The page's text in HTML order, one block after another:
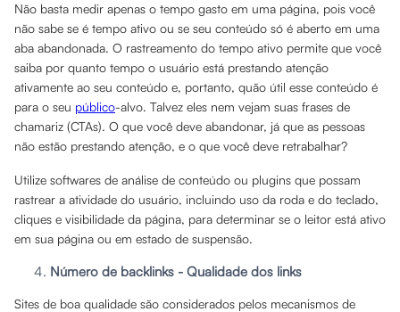
Não basta medir apenas o tempo gasto em uma página, pois você
não sabe se é tempo ativo ou se seu conteúdo só é aberto em uma
aba abandonada. O rastreamento do tempo ativo permite que você
saiba por quanto tempo o usuário está prestando atenção
ativamente ao seu conteúdo e, portanto, quão útil esse conteúdo é
para o seu público-alvo. Talvez eles nem vejam suas frases de
chamariz (CTAs). O que você deve abandonar, já que as pessoas
não estão prestando atenção, e o que você deve retrabalhar?
Utilize softwares de análise de conteúdo ou plugins que possam
rastrear a atividade do usuário, incluindo uso da roda e do teclado,
cliques e visibilidade da página, para determinar se o leitor está ativo
em sua página ou em estado de suspensão.
Número de backlinks - Qualidade dos links
Sites de boa qualidade são considerados pelos mecanismos de